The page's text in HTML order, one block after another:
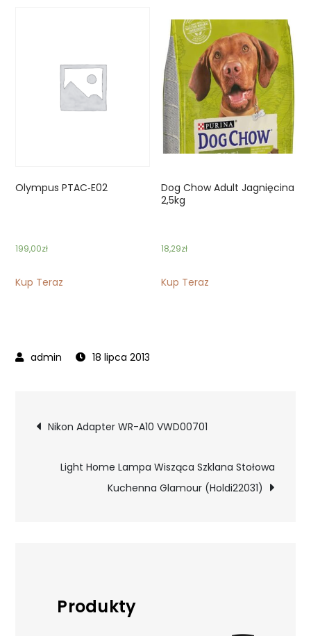
Olympus PTAC‑E02
199,00zł
Kup Teraz
Dog Chow Adult Jagnięcina
2,5kg
18,29zł
Kup Teraz
18 lipca 2013
Nawigacja
wpisu
Nikon Adapter WR-A10 VWD00701
Light Home Lampa Wisząca Szklana Stołowa
Kuchenna Glamour (Holdi22031)
Produkty